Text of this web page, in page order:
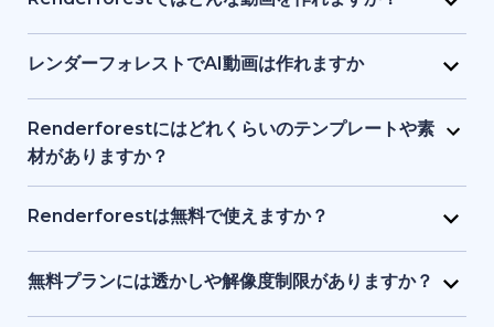
います。
デアを入力するだけで、プラットフォーム側がビジュ
アル、タイミング、構成を処理します。デザインや動
画制作の事前知識は必要ありません。
Renderforest は、マーケティング動画、解説動画、
プレゼン資料、イントロ動画、教育用コンテンツ、
ト、ストック映像、AI 生成画像やアニメーションな
ど、目的に応じてアニメーション動画・実写動画のど
ちらも制作できます。
レンダーフォレストでAI動画は作れますか
はい。Renderforest の生成系AIは、テキストやアイ
デアをフル動画に変換します。AI生成アニメーショ
ン、ストック素材シーン、AI生成画像などを使った動
Renderforestにはどれくらいのテンプレートや素
材がありますか？
Renderforest には数千点におよぶ事前デザイン済み
動画テンプレートと、豊富なストック動画、画像、音
随時追加されるため、常に最新かつプロ品質の素材を
利用できます。
Renderforestは無料で使えますか？
はい。Renderforestには無料プランがあり、基本的な
テンプレートやツールにアクセスできます。ただし、
無料プランには透かしや解像度制限がありますか？
はい。無料プランで作成した動画にはRenderforestの